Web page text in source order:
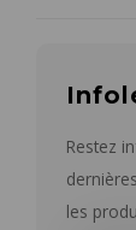
Restez
les